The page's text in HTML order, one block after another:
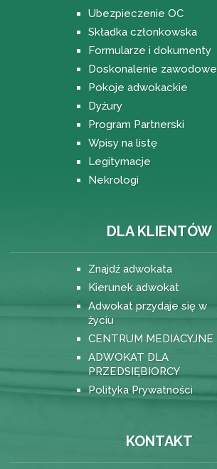
Ubezpieczenie OC
Składka członkowska
Formularze i dokumenty
Doskonalenie zawodowe
Pokoje adwokackie
Dyżury
Program Partnerski
Wpisy na listę
Legitymacje
Nekrologi
DLA KLIENTÓW
Znajdź adwokata
Kierunek adwokat
Adwokat przydaje się w
życiu
CENTRUM MEDIACYJNE
ADWOKAT DLA
PRZEDSIĘBIORCY
Polityka Prywatności
KONTAKT